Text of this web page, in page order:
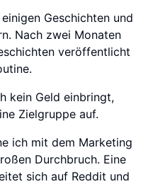
Geschichten und
Nach zwei Monaten
veröffentlicht
kein Geld einbringt,
Zielgruppe auf.
ich mit dem Marketing
Durchbruch. Eine
sich auf Reddit und